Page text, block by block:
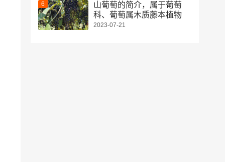
山葡萄的简介，属于葡萄
科、葡萄属木质藤本植物
2023-07-21